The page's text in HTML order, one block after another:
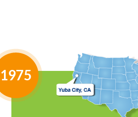
1975